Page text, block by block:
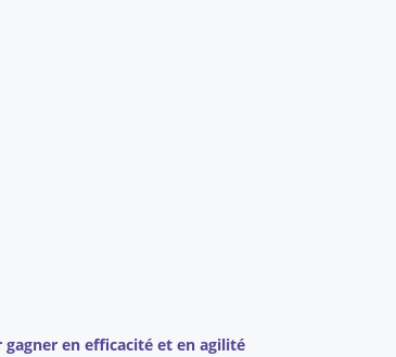
gagner en efficacité et en agilité